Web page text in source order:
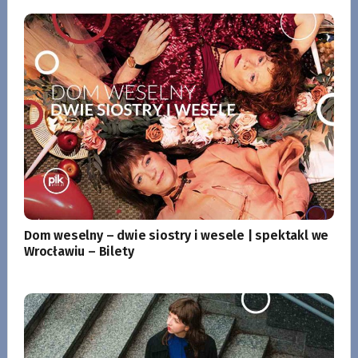
Dom weselny – dwie siostry i wesele | spektakl we
Wrocławiu – Bilety